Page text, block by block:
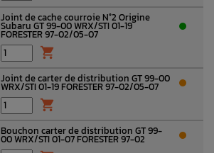
Joint de cache courroie N°2 Origine
Subaru GT 99-00 WRX/STI 01-19
FORESTER 97-02/05-07

Joint de carter de distribution GT 99-00
WRX/STI 01-19 FORESTER 97-02/05-07

Bouchon carter de distribution GT 99-
00 WRX/STI 01-07 FORESTER 97-02